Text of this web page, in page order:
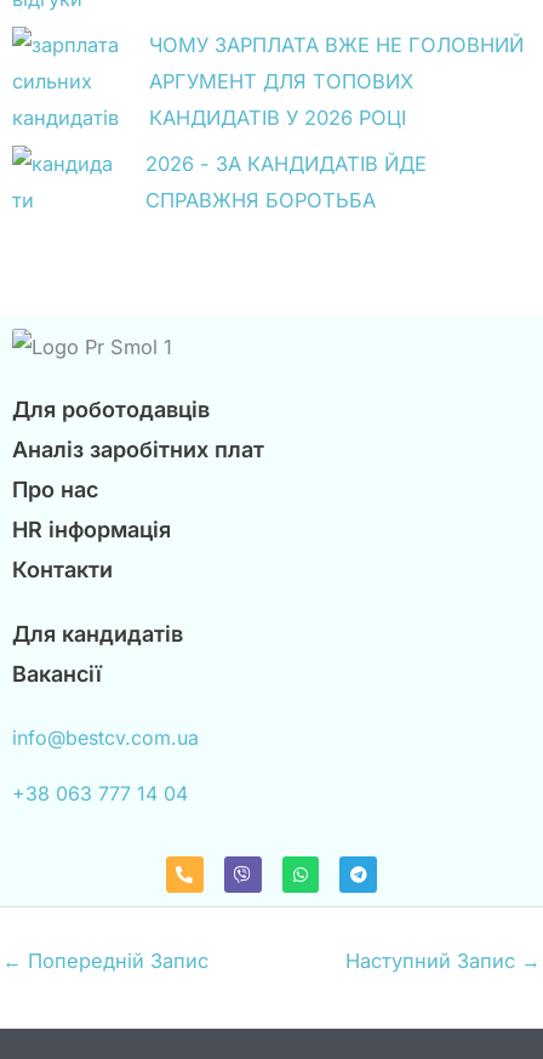
ЧОМУ ЗАРПЛАТА ВЖЕ НЕ ГОЛОВНИЙ
АРГУМЕНТ ДЛЯ ТОПОВИХ
КАНДИДАТІВ У 2026 РОЦІ
2026 - ЗА КАНДИДАТІВ ЙДЕ
СПРАВЖНЯ БОРОТЬБА
Для роботодавців
Аналіз заробітних плат
Про нас
HR інформація
Контакти
Для кандидатів
Вакансії
info@bestcv.com.ua
+38 063 777 14 04
P
h
o
n
a
V
i
b
e
W
h
a
t
T
e
l
e
a
← Попередній Запис Наступний Запис →